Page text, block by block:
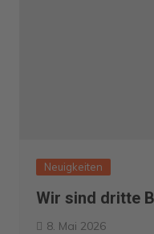
Neuigkeiten
Wir sind dritte
8. Mai 2026